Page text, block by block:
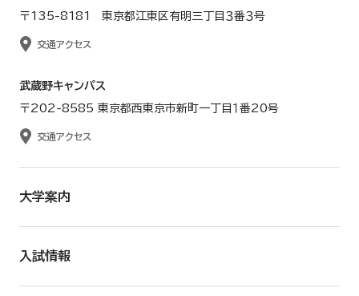
〒135-8181 東京都江東区有明三丁目３番３号
交通アクセス
武蔵野キャンパス
〒202-8585 東京都西東京市新町一丁目１番20号
交通アクセス
大学案内
入試情報